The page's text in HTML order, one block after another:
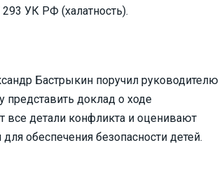
УК РФ (халатность).
Бастрыкин поручил руководителю
представить доклад о ходе
все детали конфликта и оценивают
обеспечения безопасности детей.